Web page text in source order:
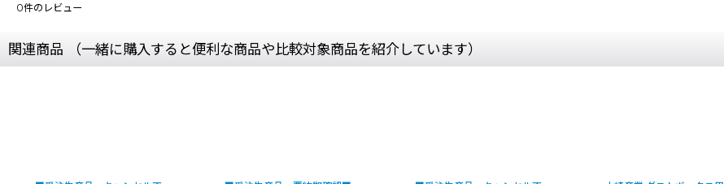
0件のレビュー
関連商品 （一緒に購入すると便利な商品や比較対象商品を紹介しています）